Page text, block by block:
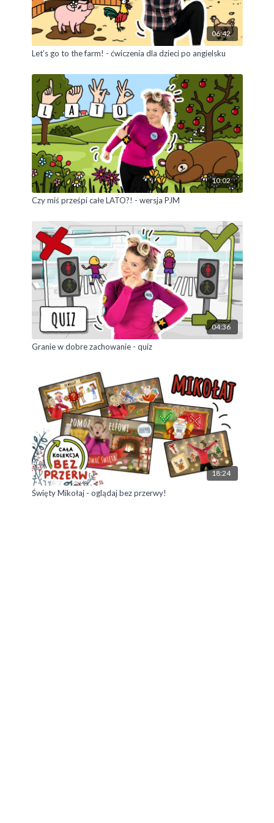
IX.3.3
06:42
Let’s go to the farm! - ćwiczenia dla dzieci po angielsku
10:02
Czy miś prześpi całe LATO?! - wersja PJM
04:36
Granie w dobre zachowanie - quiz
18:24
Święty Mikołaj - oglądaj bez przerwy!